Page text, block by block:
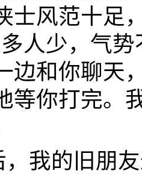
士风范十足
人少，气
边和你聊天
等你打完。
，我的旧朋